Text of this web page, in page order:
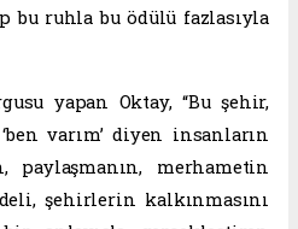
bu ruhla bu ödülü fazlasıyla
yapan Oktay, “Bu şehir,
varım’ diyen insanların
paylaşmanın, merhametin
şehirlerin kalkınmasını